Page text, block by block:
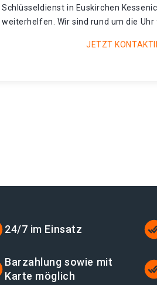
Schlüsseldienst in Euskirchen
weiterhelfen. Wir sind rund um die Uhr
JETZT
24/7 im Einsatz
Barzahlung sowie mit
Karte möglich